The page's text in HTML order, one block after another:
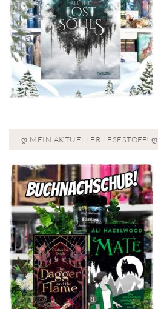
Ღ MEIN AKTUELLER LESESTOFF! Ღ